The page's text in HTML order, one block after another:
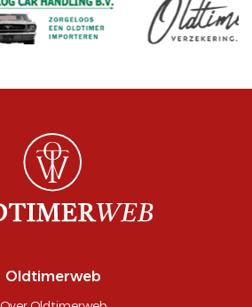
Oldtimerweb